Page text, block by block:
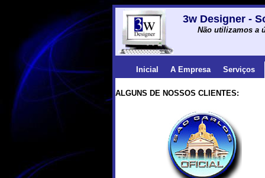
3w Designer -
Não utilizamos a
Inicial A Empresa Serviços
ALGUNS DE NOSSOS CLIENTES: